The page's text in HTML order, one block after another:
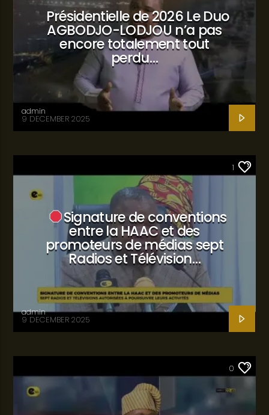
Présidentielle de 2026 Le Duo
AGBODJO-LODJOU n’a pas
encore totalement tout
perdu…
admin
9 DECEMBER 2025
1
Signature de conventions
entre la HAAC et des
promoteurs de médias sept
Radios et Télévision…
admin
9 DECEMBER 2025
0